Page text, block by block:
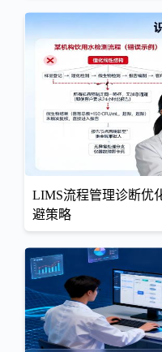
LIMS流程管理诊断优
避策略